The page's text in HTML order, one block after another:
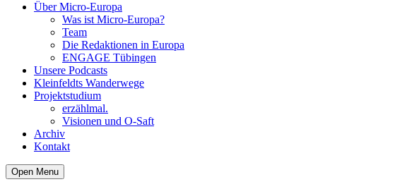
Über Micro-Europa
Was ist Micro-Europa?
Team
Die Redaktionen in Europa
ENGAGE Tübingen
Unsere Podcasts
Kleinfeldts Wanderwege
Projektstudium
erzählmal.
Visionen und O-Saft
Archiv
Kontakt
Open Menu